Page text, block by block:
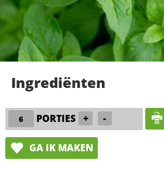
Ingrediënten
PORTIES + -
GA IK MAKEN